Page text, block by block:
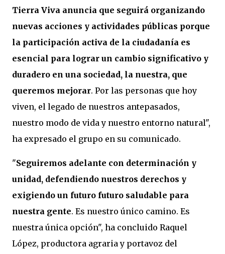
Tierra Viva anuncia que seguirá organizando
nuevas acciones y actividades públicas porque
la participación activa de la ciudadanía es
esencial para lograr un cambio significativo y
duradero en una sociedad, la nuestra, que
queremos mejorar. Por las personas que hoy
viven, el legado de nuestros antepasados,
nuestro modo de vida y nuestro entorno natural",
ha expresado el grupo en su comunicado.
"Seguiremos adelante con determinación y
unidad, defendiendo nuestros derechos y
exigiendo un futuro futuro saludable para
nuestra gente. Es nuestro único camino. Es
nuestra única opción", ha concluido Raquel
López, productora agraria y portavoz del